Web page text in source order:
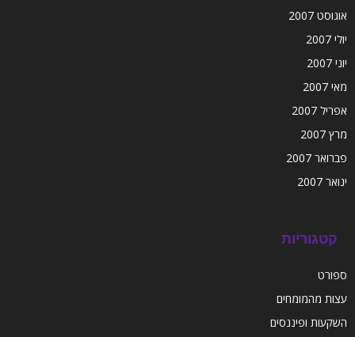
אוגוסט 2007
יולי 2007
יוני 2007
מאי 2007
אפריל 2007
מרץ 2007
פברואר 2007
ינואר 2007
קטגוריות
ספורט
עצות מהמומחים
השקעות ופיננסים